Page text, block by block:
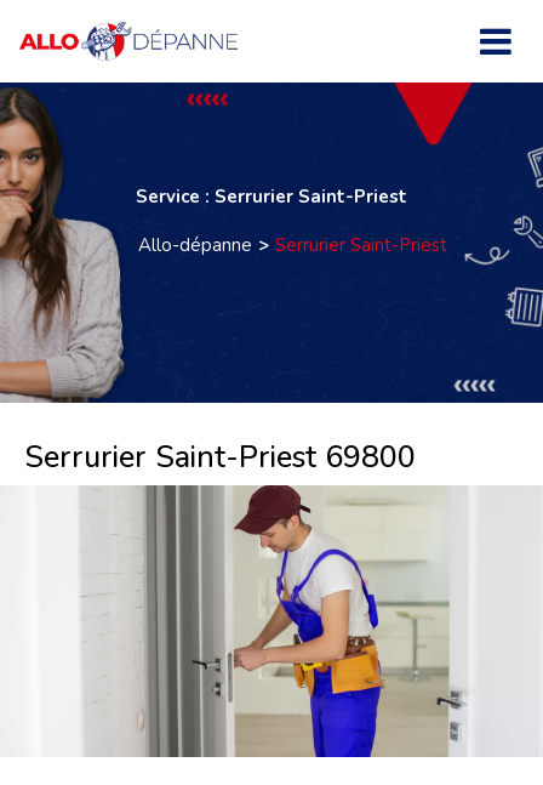
Service : Serrurier Saint-Priest
Allo-dépanne
Serrurier Saint-Priest
Serrurier Saint-Priest 69800